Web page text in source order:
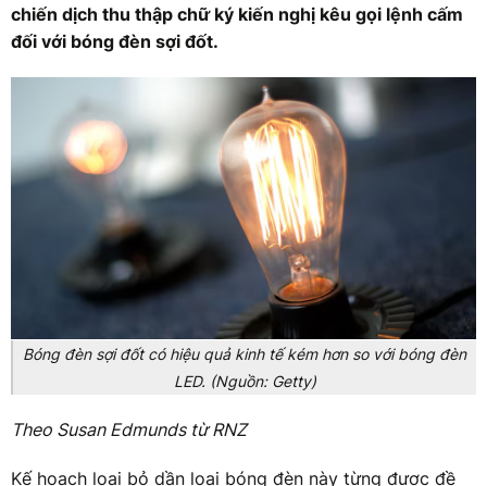
chiến dịch thu thập chữ ký kiến nghị kêu gọi lệnh cấm
đối với bóng đèn sợi đốt.
Bóng đèn sợi đốt có hiệu quả kinh tế kém hơn so với bóng đèn
LED. (Nguồn: Getty)
Theo Susan Edmunds từ RNZ
Kế hoạch loại bỏ dần loại bóng đèn này từng được đề